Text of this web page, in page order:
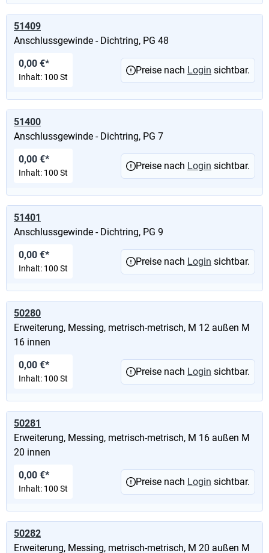
51409
Anschlussgewinde - Dichtring, PG 48
0,00 €*
Inhalt: 100 St
Preise nach Login sichtbar.
51400
Anschlussgewinde - Dichtring, PG 7
0,00 €*
Inhalt: 100 St
Preise nach Login sichtbar.
51401
Anschlussgewinde - Dichtring, PG 9
0,00 €*
Inhalt: 100 St
Preise nach Login sichtbar.
50280
Erweiterung, Messing, metrisch-metrisch, M 12 außen M
16 innen
0,00 €*
Inhalt: 100 St
Preise nach Login sichtbar.
50281
Erweiterung, Messing, metrisch-metrisch, M 16 außen M
20 innen
0,00 €*
Inhalt: 100 St
Preise nach Login sichtbar.
50282
Erweiterung, Messing, metrisch-metrisch, M 20 außen M